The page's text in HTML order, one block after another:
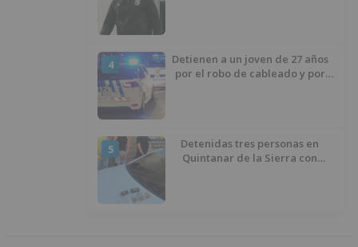
4
Detienen a un joven de 27 años
por el robo de cableado y por
5
Detenidas tres personas en
Quintanar de la Sierra con